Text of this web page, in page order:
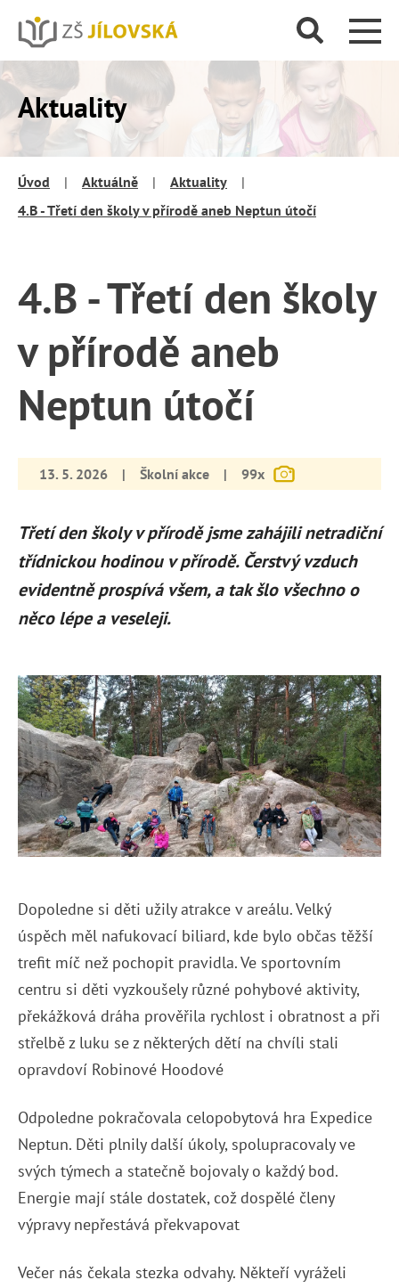
Aktuality
Úvod | Aktuálně | Aktuality
|
4.B - Třetí den školy v přírodě aneb Neptun útočí
4.B - Třetí den školy
v přírodě aneb
Neptun útočí
13. 5. 2026 | Školní akce | 99x
Třetí den školy v přírodě jsme zahájili netradiční
třídnickou hodinou v přírodě. Čerstvý vzduch
evidentně prospívá všem, a tak šlo všechno o
něco lépe a veseleji.
Dopoledne si děti užily atrakce v areálu. Velký
úspěch měl nafukovací biliard, kde bylo občas těžší
trefit míč než pochopit pravidla. Ve sportovním
centru si děti vyzkoušely různé pohybové aktivity,
překážková dráha prověřila rychlost i obratnost a při
střelbě z luku se z některých dětí na chvíli stali
opravdoví Robinové Hoodové
Odpoledne pokračovala celopobytová hra Expedice
Neptun. Děti plnily další úkoly, spolupracovaly ve
svých týmech a statečně bojovaly o každý bod.
Energie mají stále dostatek, což dospělé členy
výpravy nepřestává překvapovat
Večer nás čekala stezka odvahy. Někteří vyráželi